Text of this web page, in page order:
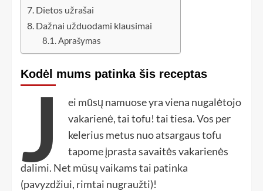
Dietos užrašai
Dažnai užduodami klausimai
Aprašymas
Kodėl mums patinka šis receptas
J
ei mūsų namuose yra viena nugalėtojo
vakarienė, tai tofu! tai tiesa. Vos per
kelerius metus nuo atsargaus tofu
tapome įprasta savaitės vakarienės
dalimi. Net mūsų vaikams tai patinka
(pavyzdžiui, rimtai nugraužti)!